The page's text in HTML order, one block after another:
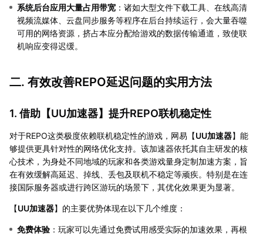
系统后台应用大量占用带宽 ：诸如大型文件下载工具、在线高清
视频流媒体、云盘同步服务等程序在后台持续运行，会大量吞噬
可用的网络资源，挤占本应分配给游戏的数据传输通道，致使联
机响应变得迟缓。
二. 有效改善REPO延迟问题的实用方法
1. 借助【UU加速器】提升REPO联机稳定性
对于REPO这类极度依赖联机稳定性的游戏，网易【UU加速器】能
够提供更具针对性的网络优化支持。该加速器依托其自主研发的核
心技术，为身处不同地域的玩家和各类游戏量身定制加速方案，旨
在有效缓解高延迟、掉线、丢包及联机不稳定等顽疾。特别是在连
接国际服务器或进行跨区游玩的场景下，其优化效果更为显著。
【UU加速器】的主要优势体现在以下几个维度：
免费体验 ：玩家可以先通过免费试用感受实际的加速效果，再根